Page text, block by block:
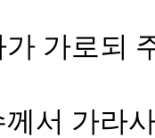
가로되
서 가라